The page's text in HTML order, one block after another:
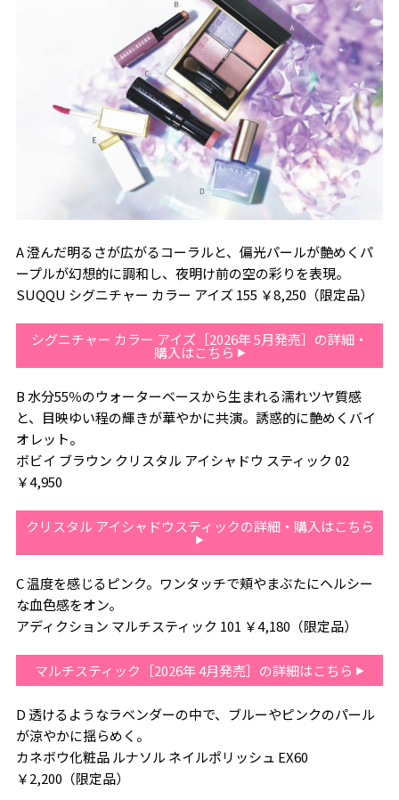
A 澄んだ明るさが広がるコーラルと、偏光パールが艶めくパ
ープルが幻想的に調和し、夜明け前の空の彩りを表現。
SUQQU シグニチャー カラー アイズ 155 ￥8,250（限定品）
シグニチャー カラー アイズ［2026年 5月発売］の詳細・
購入はこちら
B 水分55％のウォーターベースから生まれる濡れツヤ質感
と、目映ゆい程の輝きが華やかに共演。誘惑的に艶めくバイ
オレット。
ボビイ ブラウン クリスタル アイシャドウ スティック 02
￥4,950
クリスタル アイシャドウスティックの詳細・購入はこちら
C 温度を感じるピンク。ワンタッチで頬やまぶたにヘルシー
な血色感をオン。
アディクション マルチスティック 101 ￥4,180（限定品）
マルチスティック［2026年 4月発売］の詳細はこちら
D 透けるようなラベンダーの中で、ブルーやピンクのパール
が涼やかに揺らめく。
カネボウ化粧品 ルナソル ネイルポリッシュ EX60
￥2,200（限定品）